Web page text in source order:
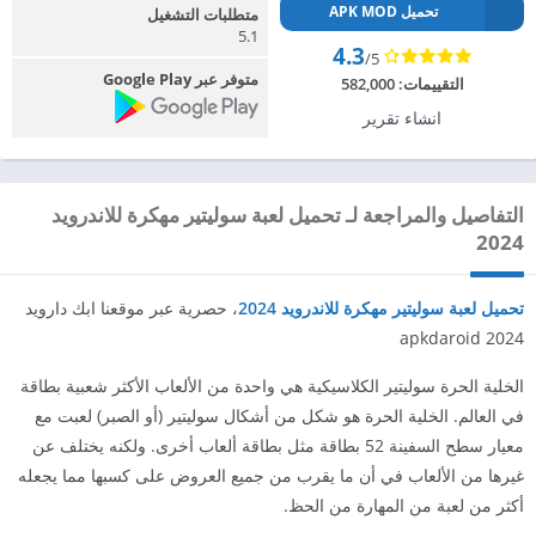
تحميل APK MOD
4.3/5
التقييمات:582,000
انشاء تقرير
متطلبات التشغيل
5.1
متوفر عبر Google Play
التفاصيل والمراجعة لـ تحميل لعبة سوليتير مهكرة للاندرويد
2024
تحميل لعبة سوليتير مهكرة للاندرويد 2024
، حصرية عبر موقعنا ابك دارويد
2024 apkdaroid
الخلية الحرة سوليتير الكلاسيكية هي واحدة من الألعاب الأكثر شعبية بطاقة
في العالم. الخلية الحرة هو شكل من أشكال سوليتير (أو الصبر) لعبت مع
معيار سطح السفينة 52 بطاقة مثل بطاقة ألعاب أخرى. ولكنه يختلف عن
غيرها من الألعاب في أن ما يقرب من جميع العروض على كسبها مما يجعله
أكثر من لعبة من المهارة من الحظ.